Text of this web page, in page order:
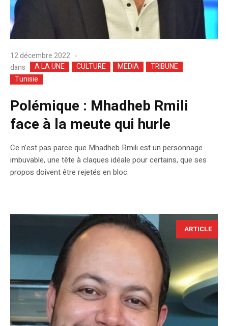
12 décembre 2022
dans
A LA UNE CULTURE MEDIA
TRIBUNE
Tunisie
Polémique : Mhadheb Rmili
face à la meute qui hurle
Ce n’est pas parce que Mhadheb Rmili est un personnage
imbuvable, une tête à claques idéale pour certains, que ses
propos doivent être rejetés en bloc.
ARTICLE